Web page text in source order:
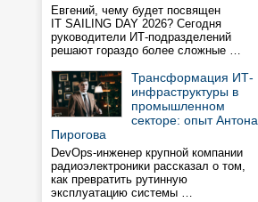
Евгений, чему будет посвящен
IT SAILING DAY 2026? Сегодня
руководители ИТ-подразделений
решают гораздо более сложные …
Трансформация ИТ-
инфраструктуры в
промышленном
секторе: опыт Антона
Пирогова
DevOps-инженер крупной компании
радиоэлектроники рассказал о том,
как превратить рутинную
эксплуатацию системы …